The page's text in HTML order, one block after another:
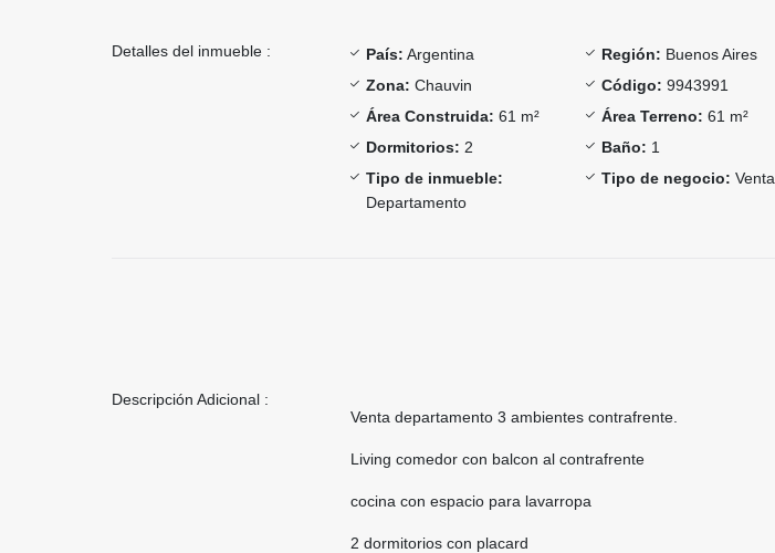
Detalles del inmueble : País: Argentina Región: Buenos Aires
Zona: Chauvin Código: 9943991
Área Construida: 61 m² Área Terreno: 61 m²
Dormitorios: 2 Baño: 1
Tipo de inmueble:
Departamento
Tipo de negocio: Venta
Descripción Adicional :
Venta departamento 3 ambientes contrafrente.
Living comedor con balcon al contrafrente
cocina con espacio para lavarropa
2 dormitorios con placard